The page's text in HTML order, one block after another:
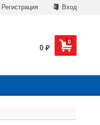
Регистрация Вход
0
0 ₽